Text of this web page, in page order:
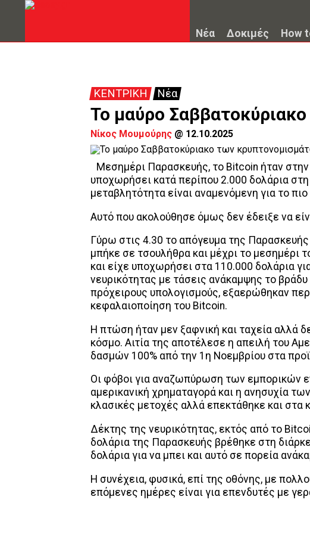
Νέα Δοκιμές How
ΚΕΝΤΡΙΚΗ Νέα
Το μαύρο
Νίκος Μουμούρης @ 12.10.2025
Μεσημέρι Παρασκευής, το Bitcoin ήταν
υποχωρήσει κατά περίπου 2.000 δολάρια
μεταβλητότητα είναι αναμενόμενη για το
Αυτό που ακολούθησε όμως δεν έδειξε να
Γύρω στις 4.30 το απόγευμα της
μπήκε σε τσουλήθρα και μέχρι το μεσημέρι
και είχε υποχωρήσει στα 110.000 δολάρια
νευρικότητας με τάσεις ανάκαμψης το
πρόχειρους υπολογισμούς, εξαερώθηκαν
κεφαλαιοποίηση του Bitcoin.
Η πτώση ήταν μεν ξαφνική και ταχεία αλλά
κόσμο. Αιτία της αποτέλεσε η απειλή του
δασμών 100% από την 1η Νοεμβρίου στα
Οι φόβοι για αναζωπύρωση των εμπορικών
αμερικανική χρηματαγορά και η ανησυχία
κλασικές μετοχές αλλά επεκτάθηκε και στα
Δέκτης της νευρικότητας, εκτός από το
δολάρια της Παρασκευής βρέθηκε στη
δολάρια για να μπει και αυτό σε πορεία
Η συνέχεια, φυσικά, επί της οθόνης, με
επόμενες ημέρες είναι για επενδυτές με